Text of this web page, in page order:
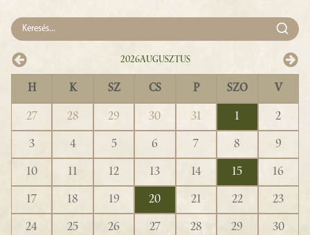
2026Augusztus
H K SZ CS P SZO V
27 28 29 30 31 1
2
3
4 5 6 7 8
9
10
11 12 13 14 15
16
17
18 19 20 21 22
23
24
25 26 27 28 29
30